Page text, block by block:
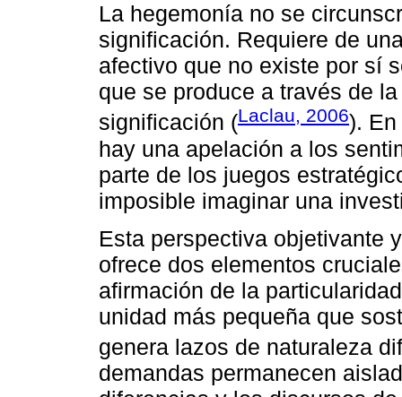
La hegemonía no se
significación. Requiere de
afectivo que no existe por sí
que se produce a través de
significación (Laclau, 2006).
hay una apelación a los
parte de los juegos
imposible imaginar una
Esta perspectiva objetivante
ofrece dos elementos
afirmación de la
unidad más pequeña que
genera lazos de naturaleza
demandas permanecen